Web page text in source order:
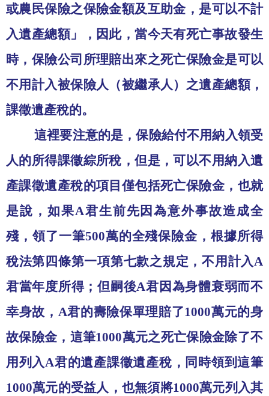
或農民保險之保險金額及互助金，是可以不計
入遺產總額」，因此，當今天有死亡事故發生
時，保險公司所理賠出來之死亡保險金是可以
不用計入被保險人（被繼承人）之遺產總額，
課徵遺產稅的。
這裡要注意的是，保險給付不用納入領受
人的所得課徵綜所稅，但是，可以不用納入遺
產課徵遺產稅的項目僅包括死亡保險金，也就
是說，如果A君生前先因為意外事故造成全
殘，領了一筆500萬的全殘保險金，根據所得
稅法第四條第一項第七款之規定，不用計入A
君當年度所得；但嗣後A君因為身體衰弱而不
幸身故， A君的壽險保單理賠了1000萬元的身
故保險金，這筆1000萬元之死亡保險金除了不
用列入A君的遺產課徵遺產稅，同時領到這筆
1000萬元的受益人，也無須將1000萬元列入其